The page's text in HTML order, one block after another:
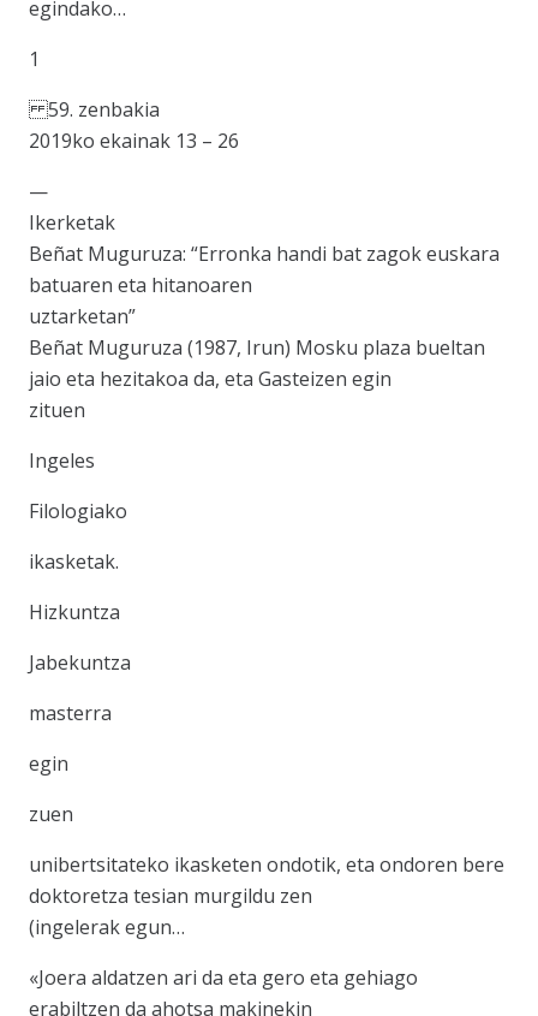
egindako…
1
59. zenbakia
2019ko ekainak 13 – 26
—
Ikerketak
Beñat Muguruza: “Erronka handi bat zagok euskara
batuaren eta hitanoaren
uztarketan”
Beñat Muguruza (1987, Irun) Mosku plaza bueltan
jaio eta hezitakoa da, eta Gasteizen egin
zituen
Ingeles
Filologiako
ikasketak.
Hizkuntza
Jabekuntza
masterra
egin
zuen
unibertsitateko ikasketen ondotik, eta ondoren bere
doktoretza tesian murgildu zen
(ingelerak egun…
«Joera aldatzen ari da eta gero eta gehiago
erabiltzen da ahotsa makinekin